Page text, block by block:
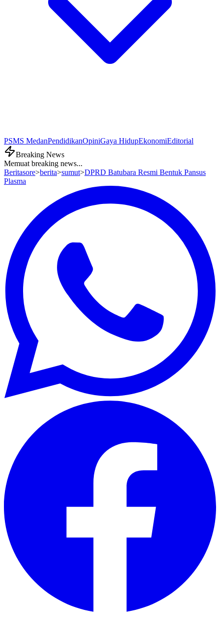
PSMS MedanPendidikanOpiniGaya HidupEkonomiEditorial
Breaking News
Memuat breaking news...
Beritasore>berita>sumut>DPRD Batubara Resmi Bentuk Pansus
Plasma